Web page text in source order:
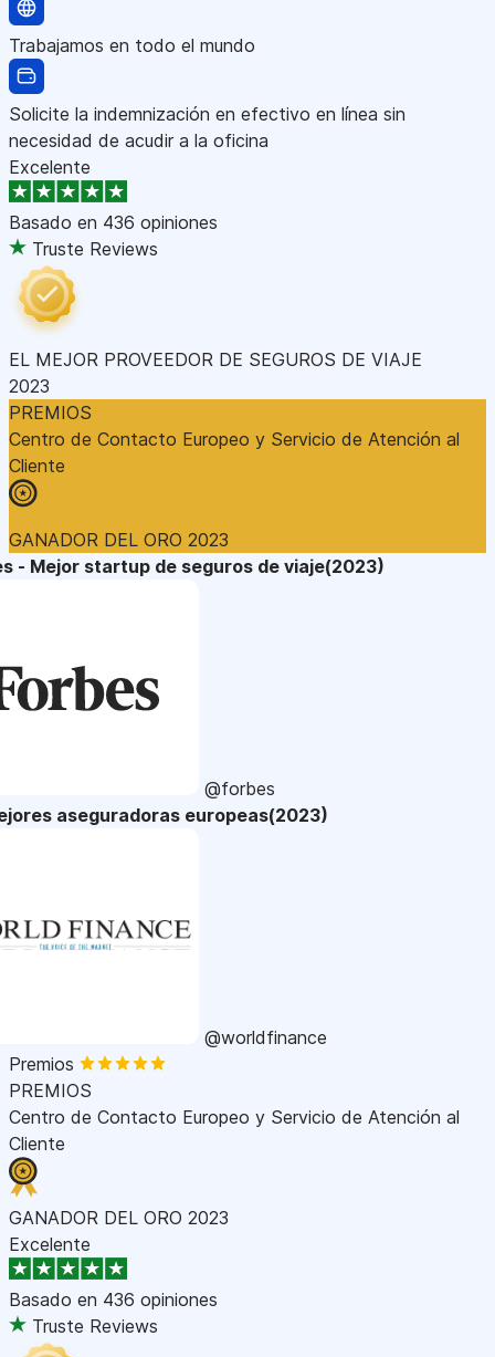
Trabajamos en todo el mundo
Solicite la indemnización en efectivo en línea sin
necesidad de acudir a la oficina
Excelente
Basado en 436 opiniones
Truste Reviews
EL MEJOR PROVEEDOR DE SEGUROS DE VIAJE
2023
PREMIOS
Centro de Contacto Europeo y Servicio de Atención al
Cliente
GANADOR DEL ORO 2023
- Mejor startup de seguros de viaje(2023)
@forbes
aseguradoras europeas(2023)
@worldfinance
Premios
PREMIOS
Centro de Contacto Europeo y Servicio de Atención al
Cliente
GANADOR DEL ORO 2023
Excelente
Basado en 436 opiniones
Truste Reviews